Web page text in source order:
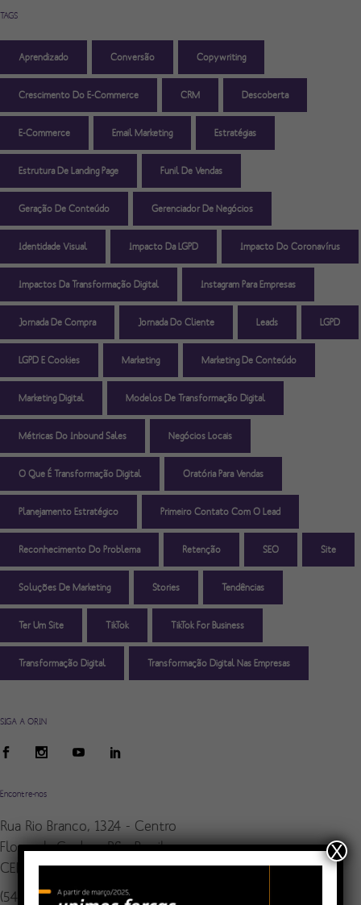
TAGS
Aprendizado Conversão Copywriting
Crescimento Do E-Commerce CRM Descoberta
E-Commerce Email Marketing Estratégias
Estrutura De Landing Page Funil De Vendas
Geração De Conteúdo Gerenciador De Negócios
Identidade Visual Impacto Da LGPD Impacto Do Coronavírus
Impactos Da Transformação Digital Instagram Para Empresas
Jornada De Compra Jornada Do Cliente Leads LGPD
LGPD E Cookies Marketing Marketing De Conteúdo
Marketing Digital Modelos De Transformação Digital
Métricas Do Inbound Sales Negócios Locais
O Que É Transformação Digital Oratória Para Vendas
Planejamento Estratégico Primeiro Contato Com O Lead
Reconhecimento Do Problema Retenção SEO Site
Soluções De Marketing Stories Tendências
Ter Um Site TikTok TikTok For Business
Transformação Digital Transformação Digital Nas Empresas
SIGA A ORIN
Encontre-nos
Rua Rio Branco, 1324 - Centro
Flores da Cunha - RS - Brasil
CEP: 95270-000
(54) 3292-2197
X